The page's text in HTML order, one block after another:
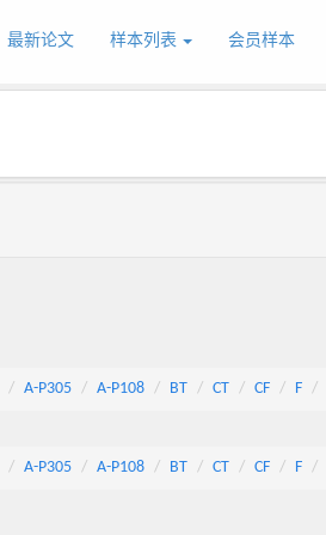
最新论文 样本列表 会员样本
A-P305 A-P108 BT CT CF F
A-P305 A-P108 BT CT CF F